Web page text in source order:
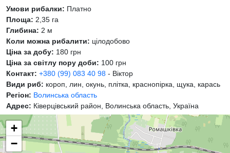
Умови рибалки: Платно
Площа: 2,35 га
Глибина: 2 м
Коли можна рибалити: цілодобово
Ціна за добу: 180 грн
Ціна за світлу пору доби: 100 грн
Контакт: +380 (99) 083 40 98 - Віктор
Види риб: короп, лин, окунь, плітка, краснопірка, щука, карась
Регіон: Волинська область
Адрес: Ківерцівський район, Волинська область, Україна
+
−